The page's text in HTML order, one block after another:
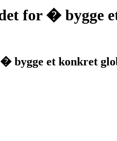
for � bygge
et konkret